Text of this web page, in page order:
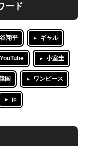
ード
翔平 ギャル
YouTube 小室圭
国 ワンピース
jc